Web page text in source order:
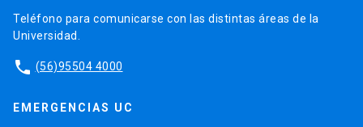
Teléfono para comunicarse con las distintas áreas de la
Universidad.
phone (56)95504 4000
EMERGENCIAS UC